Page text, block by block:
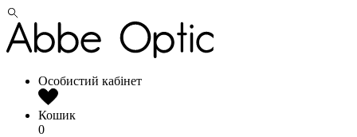
Особистий кабінет
Кошик
0